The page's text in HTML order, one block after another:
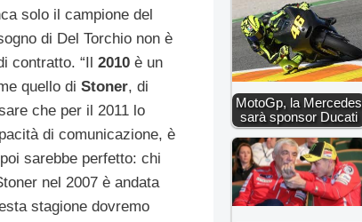
solo il campione del
di Del Torchio non è
contratto. “Il 2010 è un
quello di Stoner, di
che per il 2011 lo
di comunicazione, è
sarebbe perfetto: chi
nel 2007 è andata
stagione dovremo
MotoGp, la Mercedes
sarà sponsor Ducati